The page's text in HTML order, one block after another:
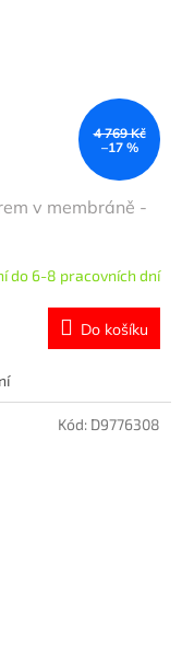
4 769 Kč
–17 %
v membráně -
do 6-8 pracovních dní
Do košíku
Kód: D9776308